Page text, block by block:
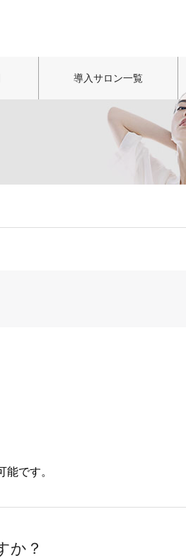
導入サロン一覧
です。
か？